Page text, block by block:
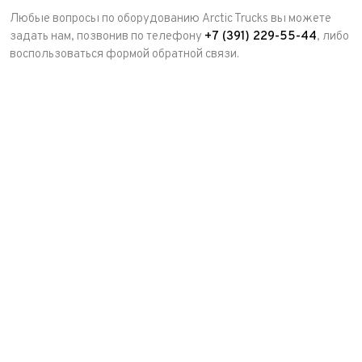
Любые вопросы по оборудованию Arctic Trucks вы можете
задать нам, позвонив по телефону +7 (391) 229-55-44, либо
воспользоваться формой обратной связи.